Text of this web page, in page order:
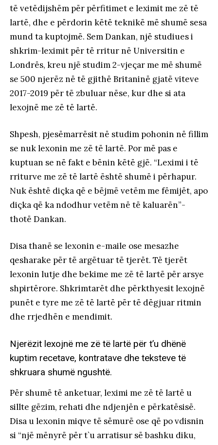
të vetëdijshëm për përfitimet e leximit me zë të
lartë, dhe e përdorin këtë teknikë më shumë sesa
mund ta kuptojmë. Sem Dankan, një studiues i
shkrim-leximit për të rritur në Universitin e
Londrës, kreu një studim 2-vjeçar me më shumë
se 500 njerëz në të gjithë Britaninë gjatë viteve
2017-2019 për të zbuluar nëse, kur dhe si ata
lexojnë me zë të lartë.
Shpesh, pjesëmarrësit në studim pohonin në fillim
se nuk lexonin me zë të lartë. Por më pas e
kuptuan se në fakt e bënin këtë gjë. “Leximi i të
rriturve me zë të lartë është shumë i përhapur.
Nuk është diçka që e bëjmë vetëm me fëmijët, apo
diçka që ka ndodhur vetëm në të kaluarën”-
thotë Dankan.
Disa thanë se lexonin e-maile ose mesazhe
qesharake për të argëtuar të tjerët. Të tjerët
lexonin lutje dhe bekime me zë të lartë për arsye
shpirtërore. Shkrimtarët dhe përkthyesit lexojnë
punët e tyre me zë të lartë për të dëgjuar ritmin
dhe rrjedhën e mendimit.
Njerëzit lexojnë me zë të lartë për t’u dhënë
kuptim recetave, kontratave dhe teksteve të
shkruara shumë ngushtë.
Për shumë të anketuar, leximi me zë të lartë u
sillte gëzim, rehati dhe ndjenjën e përkatësisë.
Disa u lexonin miqve të sëmurë ose që po vdisnin
si “një mënyrë për t`u arratisur së bashku diku,